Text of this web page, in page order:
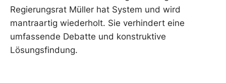
Regierungsrat Müller hat System und wird
mantraartig wiederholt. Sie verhindert eine
umfassende Debatte und konstruktive
Lösungsfindung.